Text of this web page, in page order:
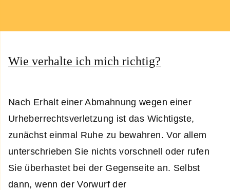
Wie verhalte ich mich richtig?
Nach Erhalt einer Abmahnung wegen einer
Urheberrechtsverletzung ist das Wichtigste,
zunächst einmal Ruhe zu bewahren. Vor allem
unterschrieben Sie nichts vorschnell oder rufen
Sie überhastet bei der Gegenseite an. Selbst
dann, wenn der Vorwurf der